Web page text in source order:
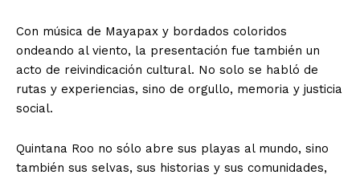
Con música de Mayapax y bordados coloridos
ondeando al viento, la presentación fue también un
acto de reivindicación cultural. No solo se habló de
rutas y experiencias, sino de orgullo, memoria y justicia
social.
Quintana Roo no sólo abre sus playas al mundo, sino
también sus selvas, sus historias y sus comunidades,